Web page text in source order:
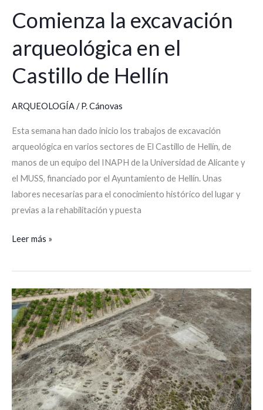
Comienza la excavación
arqueológica en el
Castillo de Hellín
ARQUEOLOGÍA/P. Cánovas
Esta semana han dado inicio los trabajos de excavación
arqueológica en varios sectores de El Castillo de Hellín, de
manos de un equipo del INAPH de la Universidad de Alicante y
el MUSS, financiado por el Ayuntamiento de Hellín. Unas
labores necesarias para el conocimiento histórico del lugar y
previas a la rehabilitación y puesta
Leer más »
Arqueólogos
en
Loma
Eugenia
encuentran
nuevas
evidencias
de